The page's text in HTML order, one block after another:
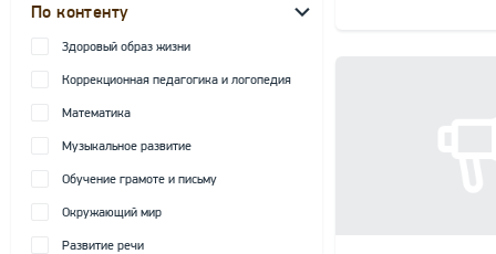
По контенту
Здоровый образ жизни
Коррекционная педагогика и логопедия
Математика
Музыкальное развитие
Обучение грамоте и письму
Окружающий мир
Развитие речи